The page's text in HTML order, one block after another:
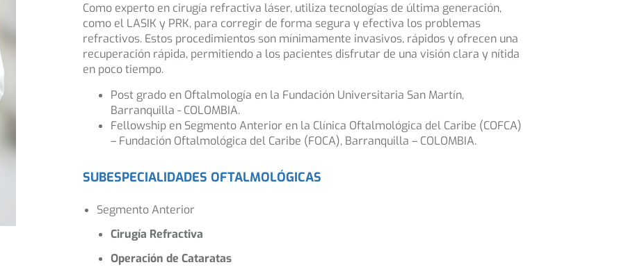
Como experto en cirugía refractiva láser, utiliza tecnologías de última generación,
como el LASIK y PRK, para corregir de forma segura y efectiva los problemas
refractivos. Estos procedimientos son mínimamente invasivos, rápidos y ofrecen una
recuperación rápida, permitiendo a los pacientes disfrutar de una visión clara y nítida
en poco tiempo.
Post grado en Oftalmología en la Fundación Universitaria San Martín,
Barranquilla - COLOMBIA.
Fellowship en Segmento Anterior en la Clínica Oftalmológica del Caribe (COFCA)
– Fundación Oftalmológica del Caribe (FOCA), Barranquilla – COLOMBIA.
SUBESPECIALIDADES OFTALMOLÓGICAS
Segmento Anterior
Cirugía Refractiva
Operación de Cataratas